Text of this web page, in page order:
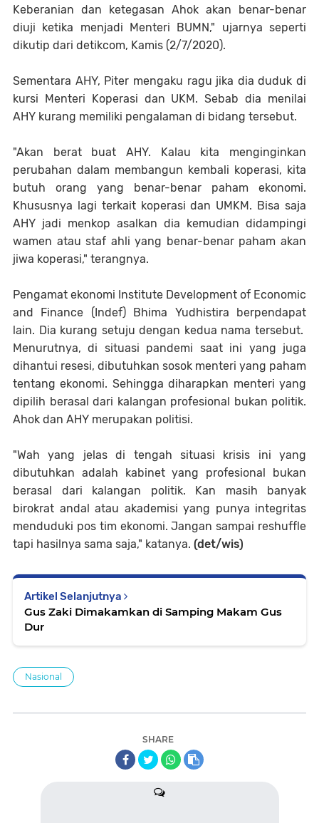
Keberanian dan ketegasan Ahok akan benar-benar
diuji ketika menjadi Menteri BUMN," ujarnya seperti
dikutip dari detikcom, Kamis (2/7/2020).
Sementara AHY, Piter mengaku ragu jika dia duduk di
kursi Menteri Koperasi dan UKM. Sebab dia menilai
AHY kurang memiliki pengalaman di bidang tersebut.
"Akan berat buat AHY. Kalau kita menginginkan
perubahan dalam membangun kembali koperasi, kita
butuh orang yang benar-benar paham ekonomi.
Khususnya lagi terkait koperasi dan UMKM. Bisa saja
AHY jadi menkop asalkan dia kemudian didampingi
wamen atau staf ahli yang benar-benar paham akan
jiwa koperasi," terangnya.
Pengamat ekonomi Institute Development of Economic
and Finance (Indef) Bhima Yudhistira berpendapat
lain. Dia kurang setuju dengan kedua nama tersebut.
Menurutnya, di situasi pandemi saat ini yang juga
dihantui resesi, dibutuhkan sosok menteri yang paham
tentang ekonomi. Sehingga diharapkan menteri yang
dipilih berasal dari kalangan profesional bukan politik.
Ahok dan AHY merupakan politisi.
"Wah yang jelas di tengah situasi krisis ini yang
dibutuhkan adalah kabinet yang profesional bukan
berasal dari kalangan politik. Kan masih banyak
birokrat andal atau akademisi yang punya integritas
menduduki pos tim ekonomi. Jangan sampai reshuffle
tapi hasilnya sama saja," katanya. (det/wis)
Artikel Selanjutnya
Gus Zaki Dimakamkan di Samping Makam Gus
Dur
Nasional
SHARE